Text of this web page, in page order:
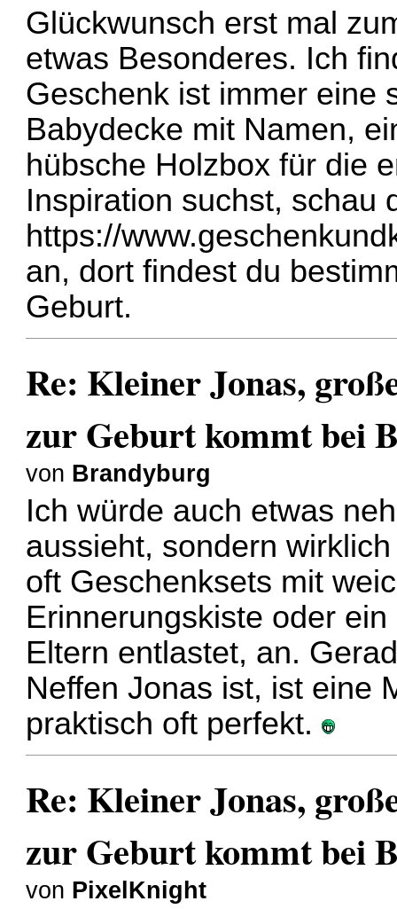
Glückwunsch erst mal
etwas Besonderes. Ich
Geschenk ist immer eine
Babydecke mit Namen,
hübsche Holzbox für die
Inspiration suchst, schau
https://
an, dort findest du
Geburt.
Re: Kleiner Jonas,
zur Geburt kommt bei
von Brandyburg
Ich würde auch etwas
aussieht, sondern
oft Geschenksets mit
Erinnerungskiste oder
Eltern entlastet, an.
Neffen Jonas ist, ist eine
praktisch oft perfekt.
Re: Kleiner Jonas,
zur Geburt kommt bei
von PixelKnight